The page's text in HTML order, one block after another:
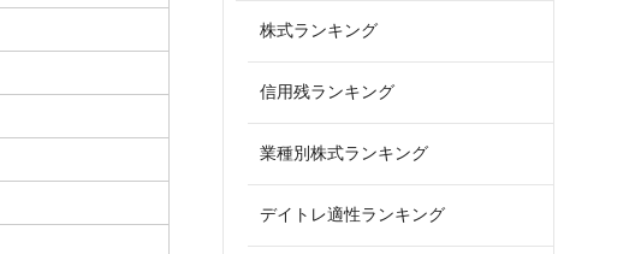
株式ランキング
信用残ランキング
業種別株式ランキング
デイトレ適性ランキング